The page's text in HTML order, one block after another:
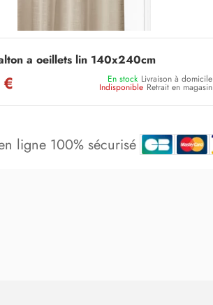
a oeillets lin 140x240cm
En stock Livraison à domicile
Indisponible Retrait en magasin
ligne 100% sécurisé